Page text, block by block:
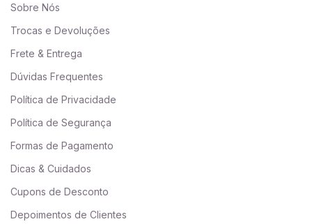
Sobre Nós
Trocas e Devoluções
Frete & Entrega
Dúvidas Frequentes
Política de Privacidade
Política de Segurança
Formas de Pagamento
Dicas & Cuidados
Cupons de Desconto
Depoimentos de Clientes